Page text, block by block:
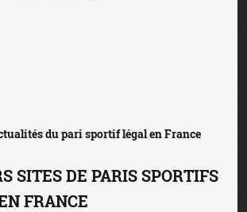
du pari sportif légal en France
SITES DE PARIS SPORTIFS
FRANCE